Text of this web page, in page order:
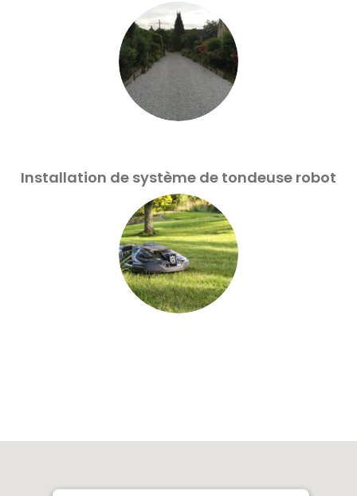
Installation de système de tondeuse robot